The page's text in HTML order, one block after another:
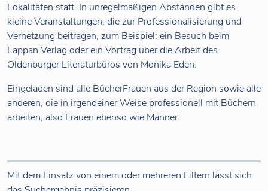
Lokalitäten statt. In unregelmäßigen Abständen gibt es
kleine Veranstaltungen, die zur Professionalisierung und
Vernetzung beitragen, zum Beispiel: ein Besuch beim
Lappan Verlag oder ein Vortrag über die Arbeit des
Oldenburger Literaturbüros von Monika Eden.
Eingeladen sind alle BücherFrauen aus der Region sowie alle
anderen, die in irgendeiner Weise professionell mit Büchern
arbeiten, also Frauen ebenso wie Männer.
Mit dem Einsatz von einem oder mehreren Filtern lässt sich